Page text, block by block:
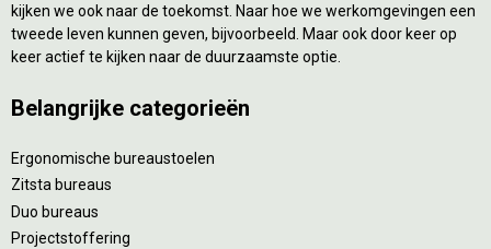
kijken we ook naar de toekomst. Naar hoe we werkomgevingen een
tweede leven kunnen geven, bijvoorbeeld. Maar ook door keer op
keer actief te kijken naar de duurzaamste optie.
Belangrijke categorieën
Ergonomische bureaustoelen
Zitsta bureaus
Duo bureaus
Projectstoffering